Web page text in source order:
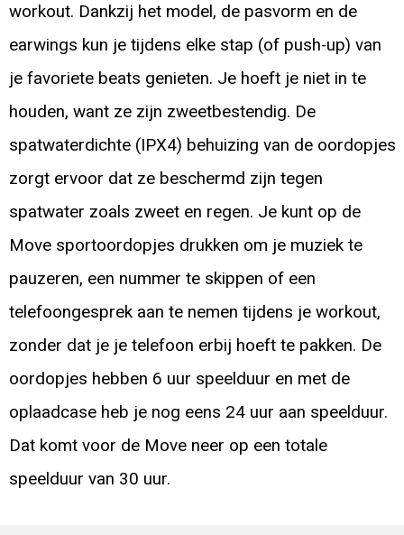
workout. Dankzij het model, de pasvorm en de
earwings kun je tijdens elke stap (of push-up) van
je favoriete beats genieten. Je hoeft je niet in te
houden, want ze zijn zweetbestendig. De
spatwaterdichte (IPX4) behuizing van de oordopjes
zorgt ervoor dat ze beschermd zijn tegen
spatwater zoals zweet en regen. Je kunt op de
Move sportoordopjes drukken om je muziek te
pauzeren, een nummer te skippen of een
telefoongesprek aan te nemen tijdens je workout,
zonder dat je je telefoon erbij hoeft te pakken. De
oordopjes hebben 6 uur speelduur en met de
oplaadcase heb je nog eens 24 uur aan speelduur.
Dat komt voor de Move neer op een totale
speelduur van 30 uur.